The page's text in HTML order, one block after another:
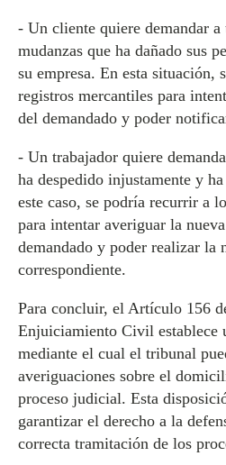
- Un cliente quiere demandar a
mudanzas que ha dañado sus
su empresa. En esta situación,
registros mercantiles para
del demandado y poder
- Un trabajador quiere
ha despedido injustamente y
este caso, se podría recurrir a
para intentar averiguar la
demandado y poder realizar la
correspondiente.
Para concluir, el Artículo 156
Enjuiciamiento Civil establece
mediante el cual el tribunal
averiguaciones sobre el
proceso judicial. Esta
garantizar el derecho a la
correcta tramitación de los